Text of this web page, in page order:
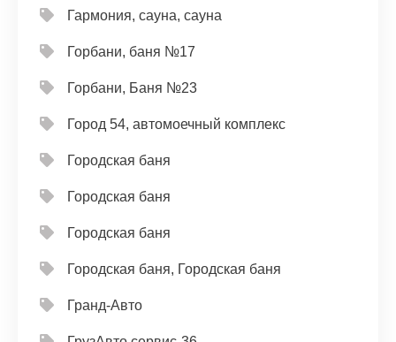
Гармония, сауна, сауна
Горбани, баня №17
Горбани, Баня №23
Город 54, автомоечный комплекс
Городская баня
Городская баня
Городская баня
Городская баня, Городская баня
Гранд-Авто